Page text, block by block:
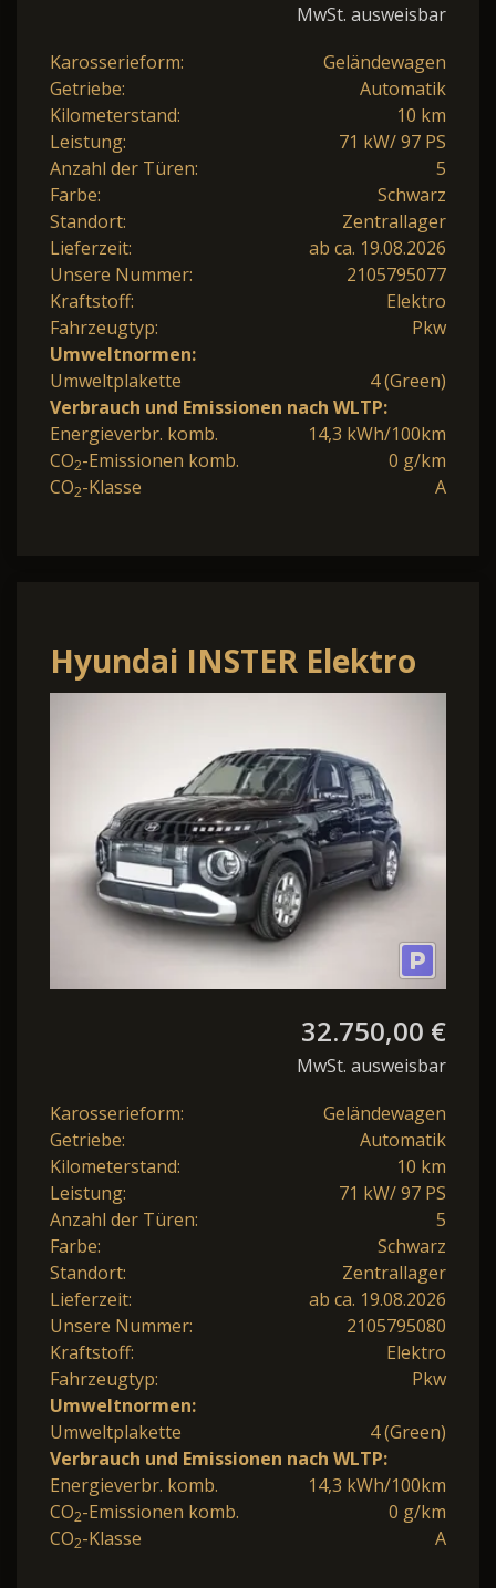
MwSt. ausweisbar
Karosserieform:
Geländewagen
Getriebe:
Automatik
Kilometerstand:
10 km
Leistung:
71 kW/ 97 PS
Anzahl der Türen:
5
Farbe:
Schwarz
Standort:
Zentrallager
Lieferzeit:
ab ca. 19.08.2026
Unsere Nummer:
2105795077
Kraftstoff:
Elektro
Fahrzeugtyp:
Pkw
Umweltnormen:
Umweltplakette
4 (Green)
Verbrauch und Emissionen nach WLTP:
Energieverbr. komb.
14,3 kWh/100km
CO2-Emissionen komb.
0 g/km
CO2-Klasse A
Hyundai INSTER Elektro
Trend Assistenz &
Effizienz-Paket
32.750,00 €
MwSt. ausweisbar
Karosserieform:
Geländewagen
Getriebe:
Automatik
Kilometerstand:
10 km
Leistung:
71 kW/ 97 PS
Anzahl der Türen:
5
Farbe:
Schwarz
Standort:
Zentrallager
Lieferzeit:
ab ca. 19.08.2026
Unsere Nummer:
2105795080
Kraftstoff:
Elektro
Fahrzeugtyp:
Pkw
Umweltnormen:
Umweltplakette
4 (Green)
Verbrauch und Emissionen nach WLTP:
Energieverbr. komb.
14,3 kWh/100km
CO2-Emissionen komb.
0 g/km
CO2-Klasse A